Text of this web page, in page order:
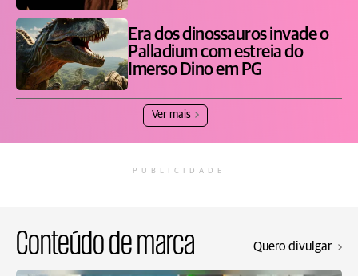
Era dos dinossauros invade o
Palladium com estreia do
Imerso Dino em PG
Ver mais
PUBLICIDADE
Conteúdo de marca Quero divulgar